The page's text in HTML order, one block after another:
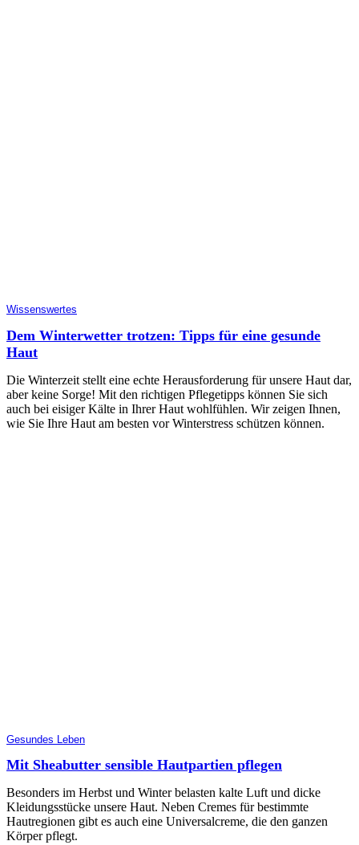
Wissenswertes
Dem Winterwetter trotzen: Tipps für eine gesunde
Haut
Die Winterzeit stellt eine echte Herausforderung für unsere Haut dar,
aber keine Sorge! Mit den richtigen Pflegetipps können Sie sich
auch bei eisiger Kälte in Ihrer Haut wohlfühlen. Wir zeigen Ihnen,
wie Sie Ihre Haut am besten vor Winterstress schützen können.
Gesundes Leben
Mit Sheabutter sensible Hautpartien pflegen
Besonders im Herbst und Winter belasten kalte Luft und dicke
Kleidungsstücke unsere Haut. Neben Cremes für bestimmte
Hautregionen gibt es auch eine Universalcreme, die den ganzen
Körper pflegt.